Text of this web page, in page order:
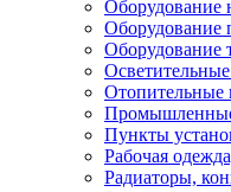
Оборудование
Оборудование
Оборудование
Отопительные
Промышленные
Пункты
Рабочая
Радиаторы,